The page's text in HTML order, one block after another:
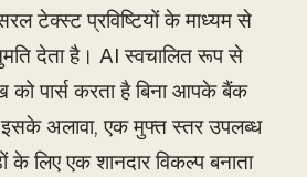
टेक्स्ट प्रविष्टियों के माध्यम से
देता है। AI स्वचालित रूप से
को पार्स करता है बिना आपके बैंक
अलावा, एक मुफ्त स्तर उपलब्ध
लिए एक शानदार विकल्प बनाता